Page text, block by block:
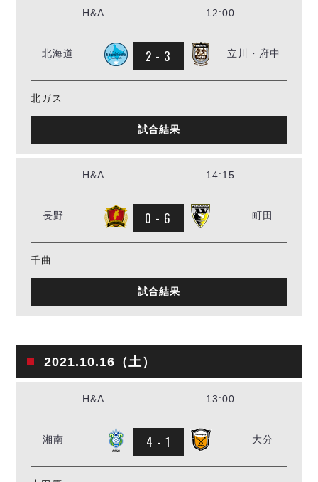
H&A 12:00
北海道 2 - 3 立川・府中
北ガス
試合結果
H&A 14:15
長野 0 - 6 町田
千曲
試合結果
2021.10.16（土）
H&A 13:00
湘南 4 - 1 大分